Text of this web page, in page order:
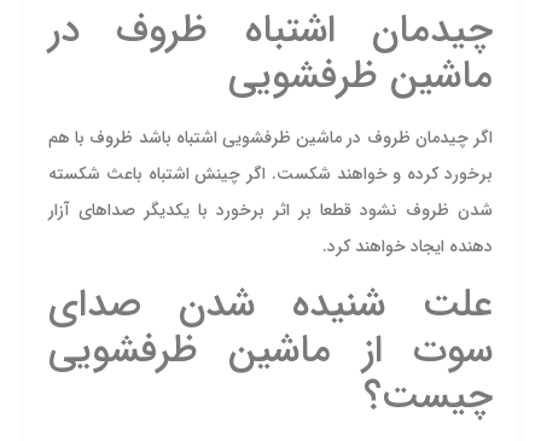
چیدمان اشتباه ظروف در
ماشین ظرفشویی
اگر چیدمان ظروف در ماشین ظرفشویی اشتباه باشد ظروف با هم
برخورد کرده و خواهند شکست. اگر چینش اشتباه باعث شکسته
شدن ظروف نشود قطعا بر اثر برخورد با یکدیگر صداهای آزار
دهنده ایجاد خواهند کرد.
علت شنیده شدن صدای
سوت از ماشین ظرفشویی
چیست؟